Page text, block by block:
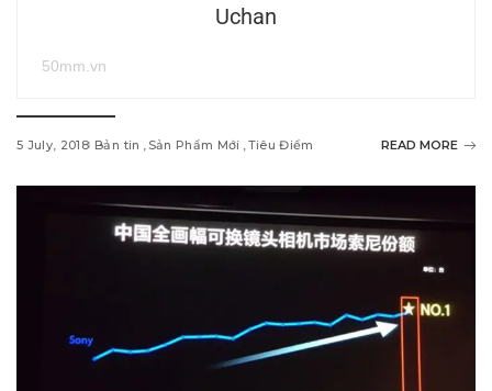
Uchan
50mm.vn
5 July, 2018 Bản tin Sản Phẩm Mới Tiêu Điểm READ MORE